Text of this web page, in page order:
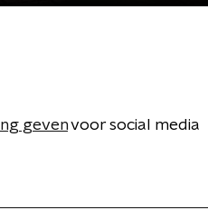
gevenvoor social media